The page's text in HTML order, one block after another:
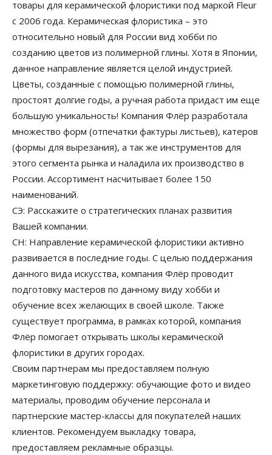
товары для керамической флористики под маркой Fleur
c 2006 года. Керамическая флористика – это
относительно новый для России вид хобби по
созданию цветов из полимерной глины. Хотя в Японии,
данное направление является целой индустрией.
Цветы, созданные с помощью полимерной глины,
простоят долгие годы, а ручная работа придаст им еще
большую уникальность! Компания Флёр разработала
множество форм (отпечатки фактуры листьев), катеров
(формы для вырезания), а так же инструментов для
этого сегмента рынка и наладила их производство в
России. Ассортимент насчитывает более 150
наименований.
СЭ: Расскажите о стратегических планах развития
Вашей компании.
СН: Направление керамической флористики активно
развивается в последние годы. С целью поддержания
данного вида искусства, компания Флёр проводит
подготовку мастеров по данному виду хобби и
обучение всех желающих в своей школе. Также
существует программа, в рамках которой, компания
Флёр помогает открывать школы керамической
флористики в других городах.
Своим партнерам мы предоставляем полную
маркетинговую поддержку: обучающие фото и видео
материалы, проводим обучение персонала и
партнерские мастер-классы для покупателей наших
клиентов. Рекомендуем выкладку товара,
предоставляем рекламные образцы.